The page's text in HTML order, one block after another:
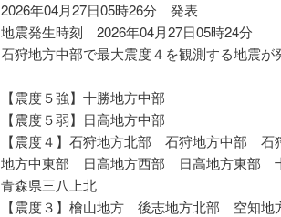
2026年04月27日05時26分 発表
地震発生時刻 2026年04月27日05時24分
石狩地方中部で最大震度４を観測する地震が
【震度５強】十勝地方中部
【震度５弱】日高地方中部
【震度４】石狩地方北部 石狩地方中部
地方中東部 日高地方西部 日高地方東部
青森県三八上北
【震度３】檜山地方 後志地方北部 空知